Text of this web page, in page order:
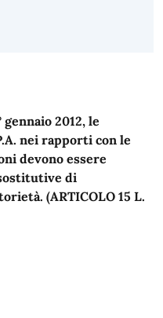
gennaio 2012, le
nei rapporti con le
devono essere
di
(ARTICOLO 15 L.